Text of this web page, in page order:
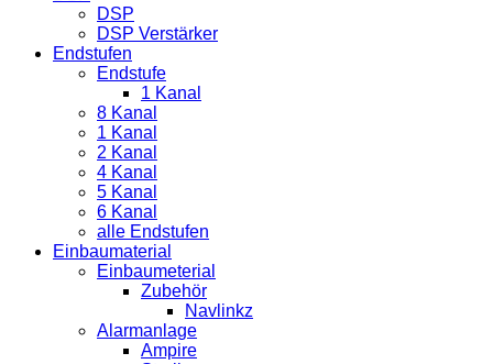
DSP
DSP Verstärker
Endstufen
Endstufe
1 Kanal
8 Kanal
1 Kanal
2 Kanal
4 Kanal
5 Kanal
6 Kanal
alle Endstufen
Einbaumaterial
Einbaumeterial
Zubehör
Navlinkz
Alarmanlage
Ampire